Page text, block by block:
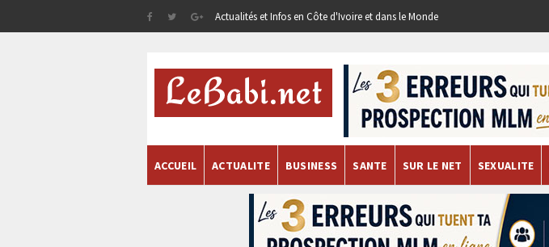
Actualités et Infos en Côte d'Ivoire et dans le Monde
ACCUEIL ACTUALITE BUSINESS SANTE SUR LE NET SEXUALITE